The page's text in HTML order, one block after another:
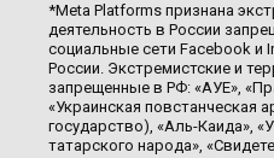
*Meta Platforms признана
деятельность в России
социальные сети Facebook и
России. Экстремистские и
запрещенные в РФ: «АУЕ»,
«Украинская повстанческая
государство), «Аль-Каида»,
татарского народа»,